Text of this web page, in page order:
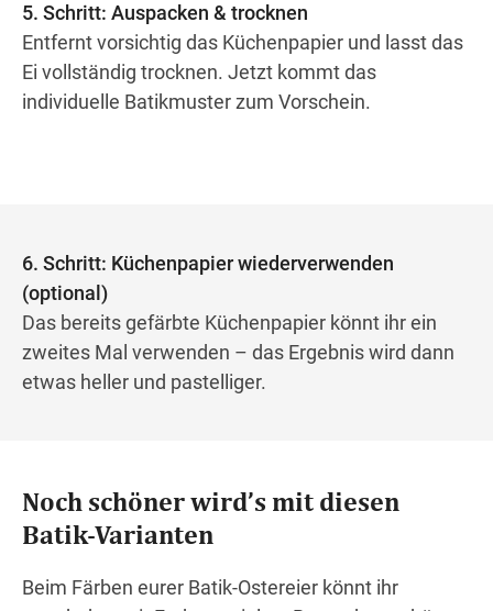
5. Schritt: Auspacken & trocknen
Entfernt vorsichtig das Küchenpapier und lasst das
Ei vollständig trocknen. Jetzt kommt das
individuelle Batikmuster zum Vorschein.
6. Schritt: Küchenpapier wiederverwenden
(optional)
Das bereits gefärbte Küchenpapier könnt ihr ein
zweites Mal verwenden – das Ergebnis wird dann
etwas heller und pastelliger.
Noch schöner wird’s mit diesen
Batik-Varianten
Beim Färben eurer Batik-Ostereier könnt ihr